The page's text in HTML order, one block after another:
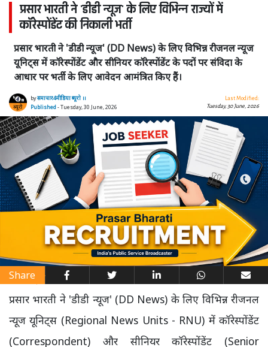
प्रसार भारती ने 'डीडी न्यूज' के लिए विभिन्न राज्यों में
कॉरेस्पोंडेंट की निकाली भर्ती
प्रसार भारती ने 'डीडी न्यूज' (DD News) के लिए विभिन्न रीजनल न्यूज
यूनिट्स में कॉरेस्पोंडेंट और सीनियर कॉरेस्पोंडेंट के पदों पर संविदा के
आधार पर भर्ती के लिए आवेदन आमंत्रित किए हैं।
byसमाचार4मीडिया ब्यूरो ।।
Published- Tuesday, 30 June, 2026
Last Modified:
Tuesday, 30 June, 2026
Share
प्रसार भारती ने 'डीडी न्यूज' (DD News) के लिए विभिन्न रीजनल
न्यूज यूनिट्स (Regional News Units - RNU) में कॉरेस्पोंडेंट
(Correspondent) और सीनियर कॉरेस्पोंडेंट (Senior